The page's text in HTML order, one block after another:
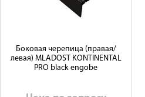
Боковая черепица (правая/
левая) MLADOST KONTINENTAL
PRO black engobe